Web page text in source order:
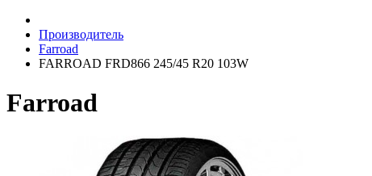
Производитель
Farroad
FARROAD FRD866 245/45 R20 103W
Farroad